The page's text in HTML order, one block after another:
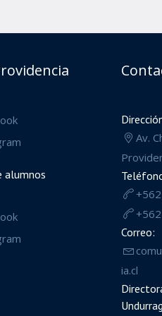
alumnos
Av.
Correo:
ia.cl